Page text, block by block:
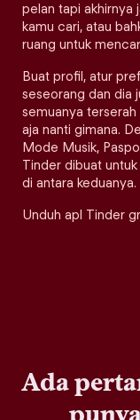
pelan tapi akhirnya
kamu cari, atau
ruang untuk
Buat profil, atur
seseorang dan dia
semuanya terserah
aja nanti gimana.
Mode Musik,
Tinder dibuat untuk
di antara keduanya.
Unduh apl Tinder
Ada